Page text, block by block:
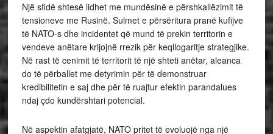
Një sfidë shtesë lidhet me mundësinë e përshkallëzimit të
tensioneve me Rusinë. Sulmet e përsëritura pranë kufijve
të NATO-s dhe incidentet që mund të prekin territorin e
vendeve anëtare krijojnë rrezik për keqllogaritje strategjike.
Në rast të cenimit të territorit të një shteti anëtar, aleanca
do të përballet me detyrimin për të demonstruar
kredibilitetin e saj dhe për të ruajtur efektin parandalues
ndaj çdo kundërshtari potencial.
Në aspektin afatgjatë, NATO pritet të evoluojë nga një